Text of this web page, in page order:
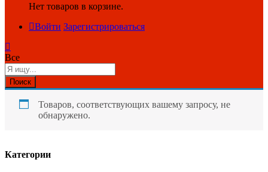
Нет товаров в корзине.
Войти Зарегистрироваться
Все
Поиск
Товаров, соответствующих вашему запросу, не
обнаружено.
Категории